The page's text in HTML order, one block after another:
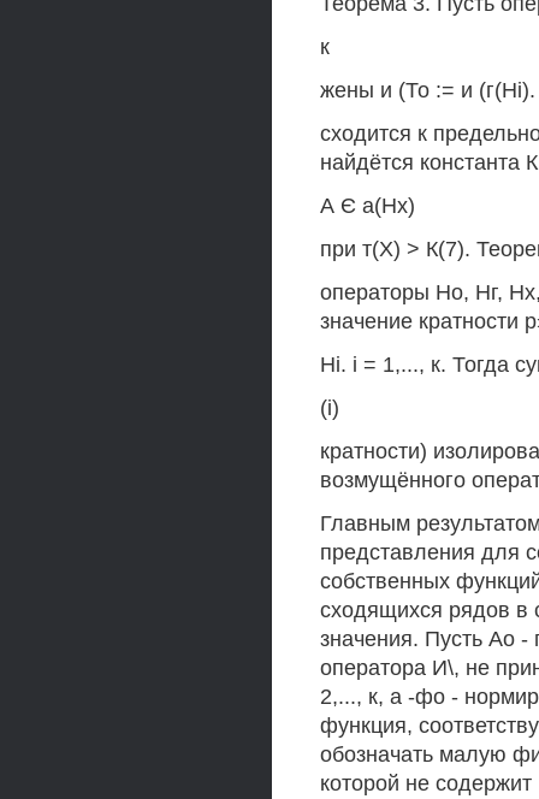
к
жены и (То := и
сходится к
найдётся константа
А Є а(Нх)
при т(X) > К(7).
операторы Но, Нг,
значение кратности
Ні. і = 1,..., к. Тогда
(і)
кратности)
возмущённого
Главным
представления для
собственных
сходящихся рядов в
значения. Пусть Ао -
оператора И\, не
2,..., к, а -фо -
функция,
обозначать малую
которой не содержит